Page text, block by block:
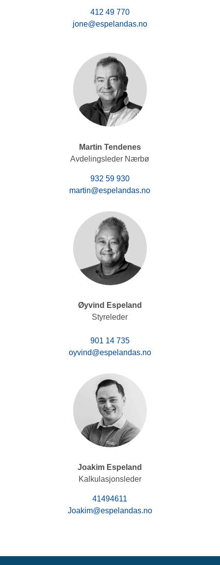
412 49 770
jone@espelandas.no
Martin Tendenes
Avdelingsleder Nærbø
932 59 930
martin@espelandas.no
Øyvind Espeland
Styreleder
901 14 735
oyvind@espelandas.no
Joakim Espeland
Kalkulasjonsleder
41494611
Joakim@espelandas.no